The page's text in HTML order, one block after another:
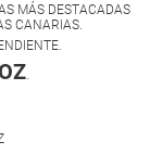
MÁS DESTACADAS
CANARIAS.
.